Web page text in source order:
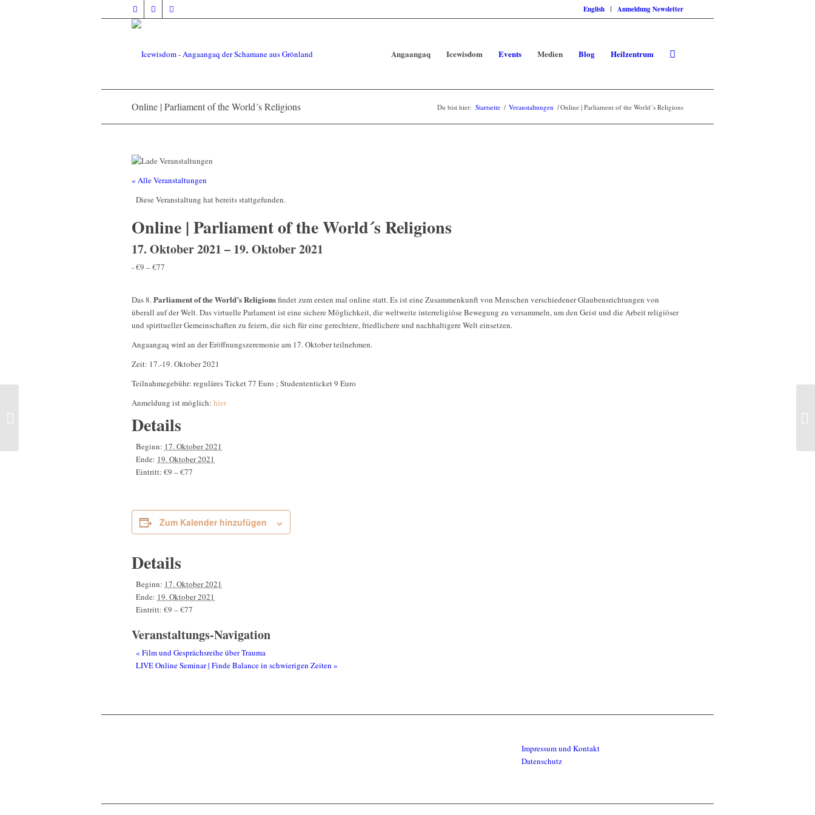
English Anmeldung Newsletter
Angaangaq Icewisdom Events Medien Blog Heilzentrum
Online | Parliament of the World´s Religions Du bist hier: Startseite / Veranstaltungen /Online | Parliament of the World´s Religions
« Alle Veranstaltungen
Diese Veranstaltung hat bereits stattgefunden.
Online | Parliament of the World´s Religions
17. Oktober 2021 – 19. Oktober 2021
-€9 – €77
Das 8.Parliament of the World’s Religionsfindet zum ersten mal online statt. Es ist eine Zusammenkunft von Menschen verschiedener Glaubensrichtungen von
überall auf der Welt. Das virtuelle Parlament ist eine sichere Möglichkeit, die weltweite interreligiöse Bewegung zu versammeln, um den Geist und die Arbeit religiöser
und spiritueller Gemeinschaften zu feiern, die sich für eine gerechtere, friedlichere und nachhaltigere Welt einsetzen.
Angaangaq wird an der Eröffnungszeremonie am 17. Oktober teilnehmen.
Zeit: 17.-19. Oktober 2021
Teilnahmegebühr: reguläres Ticket 77 Euro ; Studententicket 9 Euro
Anmeldung ist möglich: hier
Details
Beginn: 17. Oktober 2021
Ende: 19. Oktober 2021
Eintritt: €9 – €77
Zum Kalender hinzufügen
Details
Beginn: 17. Oktober 2021
Ende: 19. Oktober 2021
Eintritt: €9 – €77
Veranstaltungs-Navigation
« Film und Gesprächsreihe über Trauma
LIVE Online Seminar | Finde Balance in schwierigen Zeiten »
Impressum und Kontakt
Datenschutz